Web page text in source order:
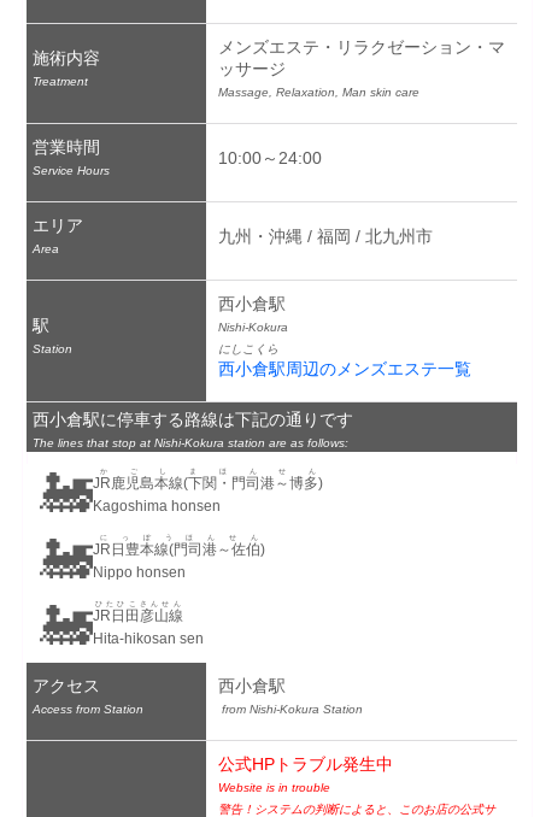
施術内容
Treatment
メンズエステ・リラクゼーション・マ
ッサージ
Massage, Relaxation, Man skin care
営業時間
Service Hours
10:00～24:00
エリア
Area
九州・沖縄 / 福岡 / 北九州市
駅
Station
西小倉駅
Nishi-Kokura
にしこくら
西小倉駅周辺のメンズエステ一覧
西小倉駅に停車する路線は下記の通りです
The lines that stop at Nishi-Kokura station are as follows:
🚂JR鹿児島本線(下関・門司港～博多)
かごしまほんせん
Kagoshima honsen
🚂JR日豊本線(門司港～佐伯)
にっぽうほんせん
Nippo honsen
🚂JR日田彦山線
ひたひこさんせん
Hita-hikosan sen
アクセス
Access from Station
西小倉駅
from Nishi-Kokura Station
公式HPトラブル発生中
Website is in trouble
警告！システムの判断によると、このお店の公式サ